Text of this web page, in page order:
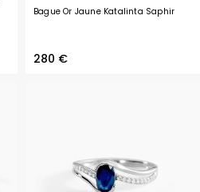
Bague Or Jaune Katalinta Saphir
280 €